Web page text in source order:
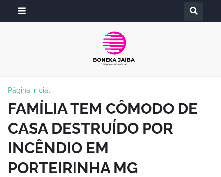
Página inicial
FAMÍLIA TEM CÔMODO DE
CASA DESTRUÍDO POR
INCÊNDIO EM
PORTEIRINHA MG